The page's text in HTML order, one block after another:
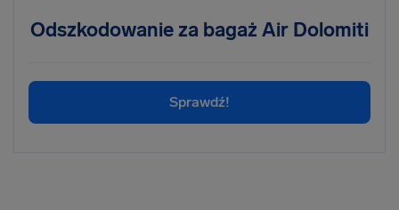
Odszkodowanie za bagaż Air Dolomiti
Sprawdź!